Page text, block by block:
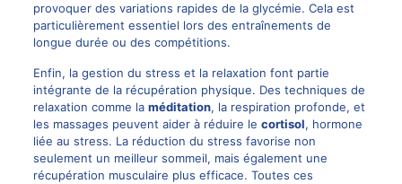
provoquer des variations rapides de la glycémie. Cela est
particulièrement essentiel lors des entraînements de
longue durée ou des compétitions.
Enfin, la gestion du stress et la relaxation font partie
intégrante de la récupération physique. Des techniques de
relaxation comme la méditation, la respiration profonde, et
les massages peuvent aider à réduire le cortisol, hormone
liée au stress. La réduction du stress favorise non
seulement un meilleur sommeil, mais également une
récupération musculaire plus efficace. Toutes ces